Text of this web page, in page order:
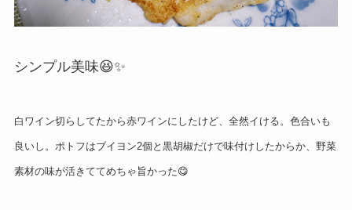
シンプル美味😆✨
白ワイン切らしてたから赤ワインにしたけど、全然イける。色合いも
良いし。ポトフはブイヨン2個と黒胡椒だけで味付けしたからか、野菜
素材の味が活きててめちゃ旨かった😋